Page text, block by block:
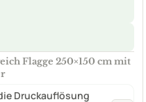
Flagge 250×150 cm mit
Druckauflösung